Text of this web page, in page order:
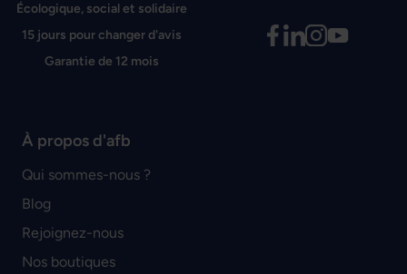
Écologique, social et solidaire
15 jours pour changer d'avis
Garantie de 12 mois
À propos d'afb
Qui sommes-nous ?
Blog
Rejoignez-nous
Nos boutiques